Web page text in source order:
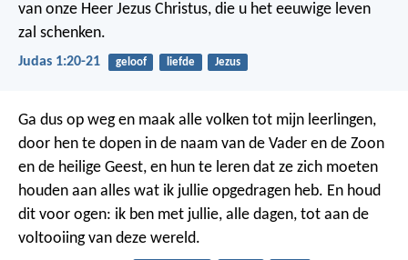
van onze Heer Jezus Christus, die u het eeuwige leven
zal schenken.
Judas 1:20-21 geloof liefde Jezus
Ga dus op weg en maak alle volken tot mijn leerlingen,
door hen te dopen in de naam van de Vader en de Zoon
en de heilige Geest, en hun te leren dat ze zich moeten
houden aan alles wat ik jullie opgedragen heb. En houd
dit voor ogen: ik ben met jullie, alle dagen, tot aan de
voltooiing van deze wereld.